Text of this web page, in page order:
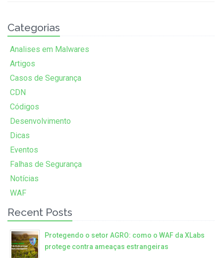
Categorias
Analises em Malwares
Artigos
Casos de Segurança
CDN
Códigos
Desenvolvimento
Dicas
Eventos
Falhas de Segurança
Notícias
WAF
Recent Posts
Protegendo o setor AGRO: como o WAF da XLabs
protege contra ameaças estrangeiras